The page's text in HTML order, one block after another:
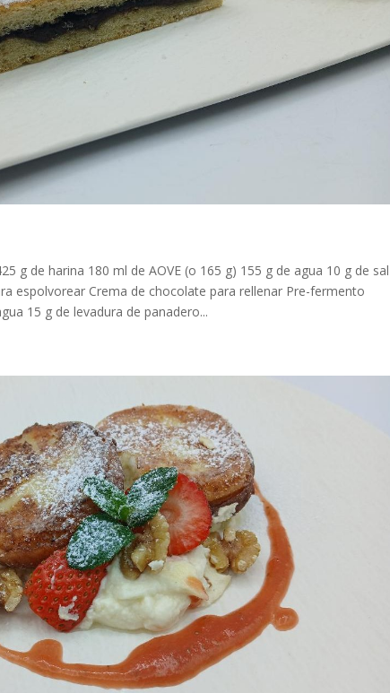
g de harina 180 ml de AOVE (o 165 g) 155 g de agua 10 g de sal
espolvorear Crema de chocolate para rellenar Pre-fermento
15 g de levadura de panadero...